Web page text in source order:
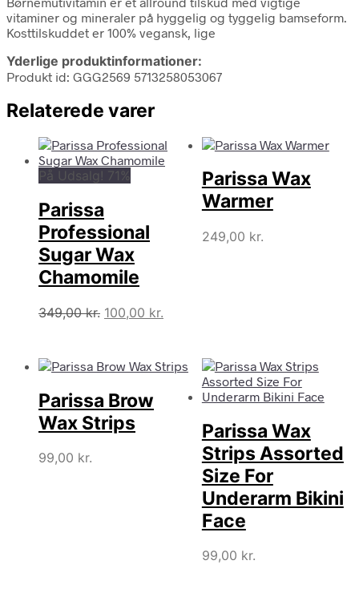
vitaminer og mineraler på hyggelig og tyggelig bamseform.
Kosttilskuddet er 100% vegansk, lige
Yderlige produktinformationer:
Produkt id: GGG2569 5713258053067
Relaterede varer
På Udsalg! 71%
Parissa
Professional
Sugar Wax
Chamomile
349,00kr. Den
349,00 kr..
100,00 kr.
er:
100,00 kr..
Parissa Wax
Warmer
249,00 kr.
Parissa Brow
Wax Strips
99,00 kr.
Parissa Wax
Strips Assorted
Size For
Underarm Bikini
Face
99,00 kr.